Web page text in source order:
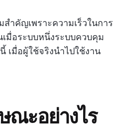
ำคัญเพราะความเร็วในการ
มื่อระบบหนึ่งระบบควบคุม
เมื่อผู้ใช้จริงนำไปใช้งาน
ณะอย่างไร